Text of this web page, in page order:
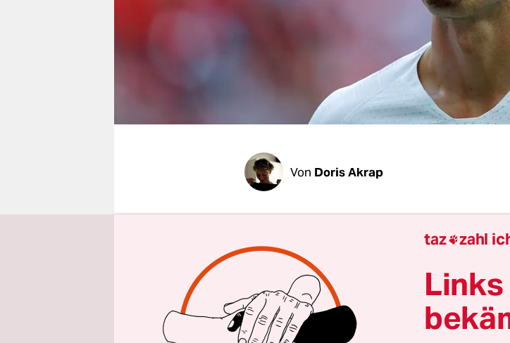
fragen & hilfe
genossenschaft
Von Doris Akrap
Das Team um
einen Punkt. Den hat es in dem Spiel
Spanier geholt. Die Marokkaner haben
ersten Vorrundenspiel von den Iranern
besiegen lassen.
taz zahl